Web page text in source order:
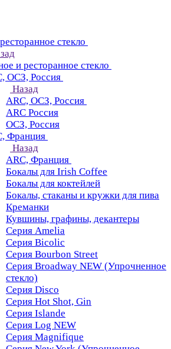
стекло
и ресторанное стекло
ОСЗ, Россия
Назад
ARC, ОСЗ, Россия
ARC Россия
ОСЗ, Россия
Франция
Назад
ARC, Франция
Бокалы для Irish Coffee
Бокалы для коктейлей
Бокалы, стаканы и кружки для пива
Креманки
Кувшины, графины, декантеры
Серия Amelia
Серия Bicolic
Серия Bourbon Street
Серия Broadway NEW (Упрочненное
стекло)
Серия Disco
Серия Hot Shot, Gin
Серия Islande
Серия Log NEW
Серия Magnifique